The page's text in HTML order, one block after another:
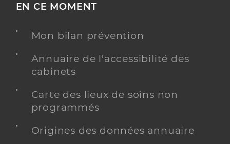
EN CE MOMENT
Mon bilan prévention
Annuaire de l'accessibilité des
cabinets
Carte des lieux de soins non
programmés
Origines des données annuaire